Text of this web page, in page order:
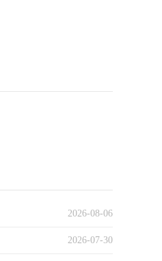
2026-08-06
2026-07-30